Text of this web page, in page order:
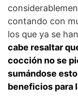
contando con
los que ya se
cabe resaltar
cocción no se
sumándose
beneficios para